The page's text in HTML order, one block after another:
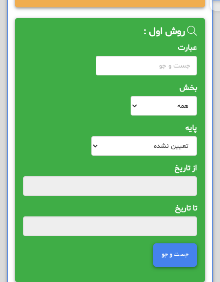
روش اول :
عبارت
بخش
پایه
از تاریخ
تا تاریخ
جست و جو